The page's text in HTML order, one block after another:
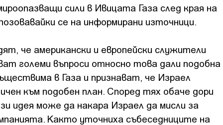
сили в Ивицата Газа след края на
се на информирани източници.
че американски и европейски служители
големи въпроси относно това дали подобна
в Газа и признават, че Израел
към подобен план. Според тях обаче дори
идея може да накара Израел да мисли за
Както уточниха събеседниците на